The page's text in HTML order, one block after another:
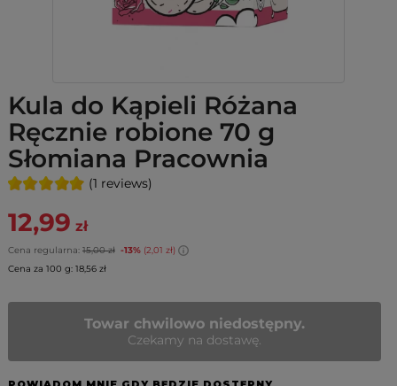
Kula do Kąpieli Różana
Ręcznie robione 70 g
Słomiana Pracownia
(1 reviews)
12,99 zł
Cena regularna: 15,00 zł -13% (2,01 zł)
Cena za 100 g: 18,56 zł
Towar chwilowo niedostępny.
Czekamy na dostawę.